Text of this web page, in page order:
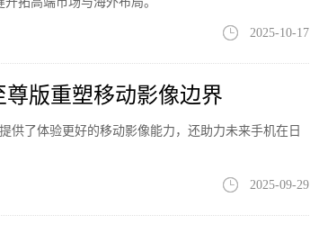
2025-10-17
版重塑移动影像边界
供了体验更好的移动影像能力，还助力未来手机在日
2025-09-29